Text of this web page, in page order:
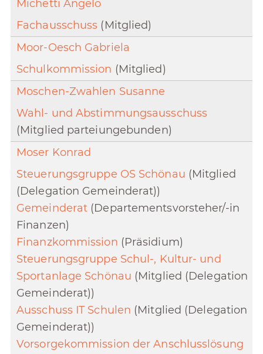
Michetti Angelo
Fachausschuss (Mitglied)
Moor-Oesch Gabriela
Schulkommission (Mitglied)
Moschen-Zwahlen Susanne
Wahl- und Abstimmungsausschuss
(Mitglied parteiungebunden)
Moser Konrad
Steuerungsgruppe OS Schönau (Mitglied
(Delegation Gemeinderat))
Gemeinderat (Departementsvorsteher/-in
Finanzen)
Finanzkommission (Präsidium)
Steuerungsgruppe Schul-, Kultur- und
Sportanlage Schönau (Mitglied (Delegation
Gemeinderat))
Ausschuss IT Schulen (Mitglied (Delegation
Gemeinderat))
Vorsorgekommission der Anschlusslösung